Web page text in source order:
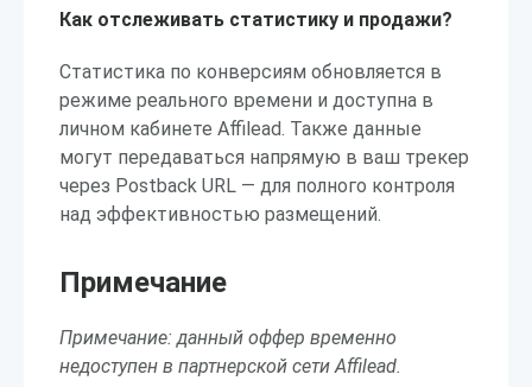
Как отслеживать статистику и продажи?
Статистика по конверсиям обновляется в
режиме реального времени и доступна в
личном кабинете Affilead. Также данные
могут передаваться напрямую в ваш трекер
через Postback URL — для полного контроля
над эффективностью размещений.
Примечание
Примечание: данный оффер временно
недоступен в партнерской сети Affilead.